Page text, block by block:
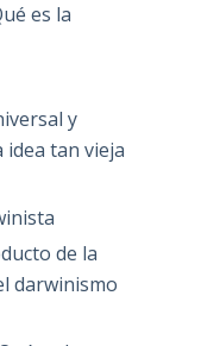
es la
y
idea tan vieja
de la
darwinismo